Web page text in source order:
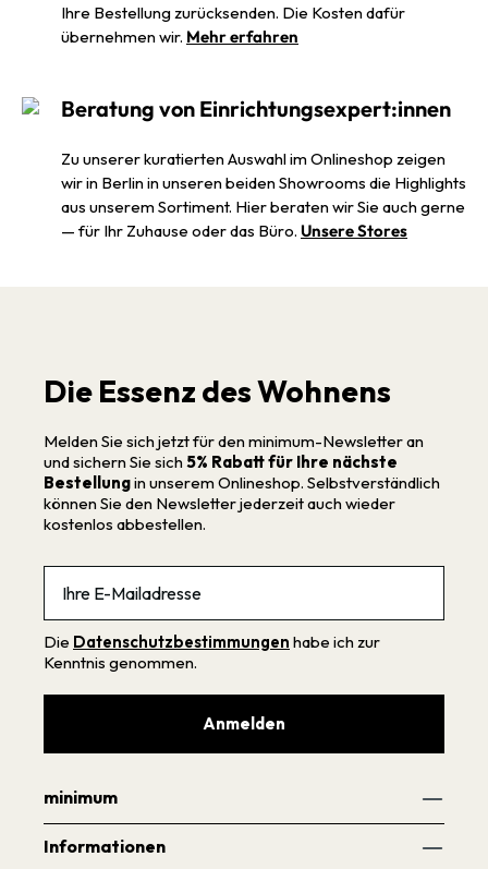
Ihre Bestellung zurücksenden. Die Kosten dafür
übernehmen wir. Mehr erfahren
Beratung von Einrichtungsexpert:innen
Zu unserer kuratierten Auswahl im Onlineshop zeigen
wir in Berlin in unseren beiden Showrooms die Highlights
aus unserem Sortiment. Hier beraten wir Sie auch gerne
— für Ihr Zuhause oder das Büro. Unsere Stores
Die Essenz des Wohnens
Melden Sie sich jetzt für den minimum-Newsletter an
und sichern Sie sich 5% Rabatt für Ihre nächste
Bestellungin unserem Onlineshop. Selbstverständlich
können Sie den Newsletter jederzeit auch wieder
kostenlos abbestellen.
Die Datenschutzbestimmungen habe ich zur
Kenntnis genommen.
Anmelden
minimum
Informationen